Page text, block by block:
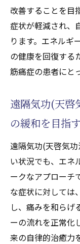
線維筋
線維筋痛症
や療法)の未
遠隔気
後の可
未来の
療や療法)
遠隔気
融合
線維筋
遠隔気
展望
改善することを目
症状が軽減され、
ります。エネルギ
の健康を回復する
筋痛症の患者にと
遠隔気功(天啓
の緩和を目指す
遠隔気功(天啓気
い状況でも、エネ
ークなアプローチ
な症状に対しては
し、痛みを和らげ
ーの流れを正常化
来の自律的治癒力